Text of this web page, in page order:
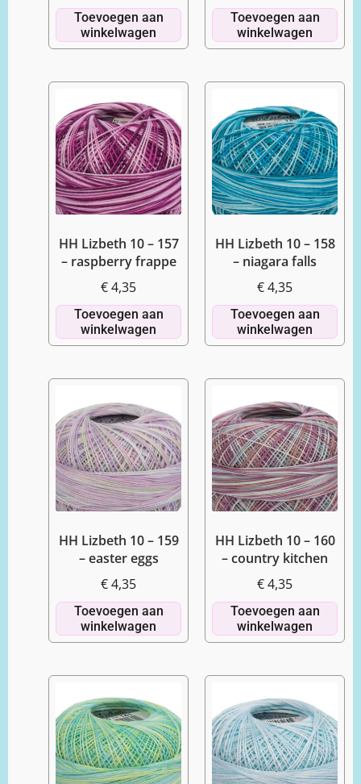
Toevoegen aan
winkelwagen
Toevoegen aan
winkelwagen
HH Lizbeth 10 – 157
– raspberry frappe
€4,35
Toevoegen aan
winkelwagen
HH Lizbeth 10 – 158
– niagara falls
€4,35
Toevoegen aan
winkelwagen
HH Lizbeth 10 – 159
– easter eggs
€4,35
Toevoegen aan
winkelwagen
HH Lizbeth 10 – 160
– country kitchen
€4,35
Toevoegen aan
winkelwagen